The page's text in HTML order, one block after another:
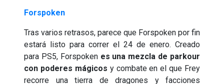
Forspoken
Tras varios retrasos, parece que Forspoken por fin
estará listo para correr el 24 de enero. Creado
para PS5, Forspokenes una mezcla de parkour
con poderes mágicos y combate en el que Frey
recorre una tierra de dragones y facciones